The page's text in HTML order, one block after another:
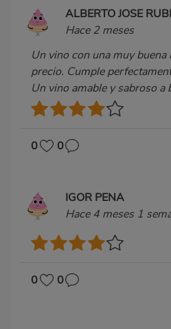
ALBERTO JOSE
Hace 2 meses
Un vino con una muy buena
precio. Cumple
Un vino amable y sabroso a
0 0
IGOR PENA
Hace 4 meses 1
0 0